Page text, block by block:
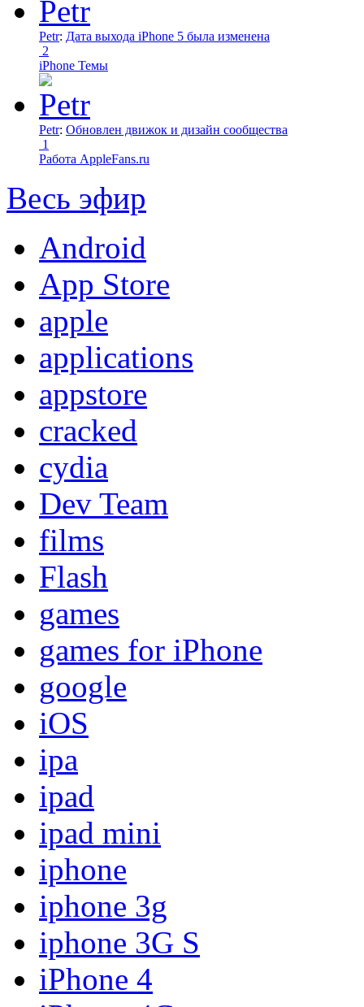
Petr: Дата выхода iPhone 5 была изменена
2
iPhone Темы
Petr: Обновлен движок и дизайн сообщества
1
Работа AppleFans.ru
Весь эфир
Android
App Store
apple
applications
appstore
cracked
cydia
Dev Team
films
Flash
games
games for iPhone
google
iOS
ipa
ipad
ipad mini
iphone
iphone 3g
iphone 3G S
iPhone 4